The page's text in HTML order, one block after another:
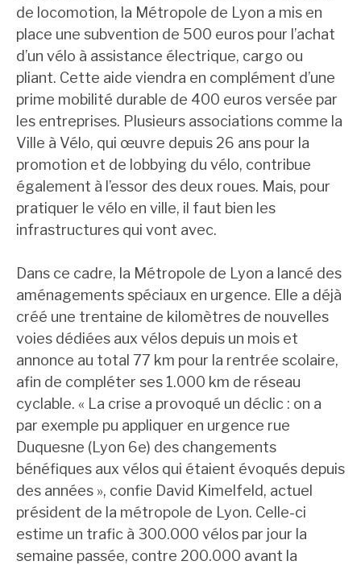
de locomotion, la Métropole de Lyon a mis en
place une subvention de 500 euros pour l’achat
d’un vélo à assistance électrique, cargo ou
pliant. Cette aide viendra en complément d’une
prime mobilité durable de 400 euros versée par
les entreprises. Plusieurs associations comme la
Ville à Vélo, qui œuvre depuis 26 ans pour la
promotion et de lobbying du vélo, contribue
également à l’essor des deux roues. Mais, pour
pratiquer le vélo en ville, il faut bien les
infrastructures qui vont avec.
Dans ce cadre, la Métropole de Lyon a lancé des
aménagements spéciaux en urgence. Elle a déjà
créé une trentaine de kilomètres de nouvelles
voies dédiées aux vélos depuis un mois et
annonce au total 77 km pour la rentrée scolaire,
afin de compléter ses 1.000 km de réseau
cyclable. « La crise a provoqué un déclic : on a
par exemple pu appliquer en urgence rue
Duquesne (Lyon 6e) des changements
bénéfiques aux vélos qui étaient évoqués depuis
des années », confie David Kimelfeld, actuel
président de la métropole de Lyon. Celle-ci
estime un trafic à 300.000 vélos par jour la
semaine passée, contre 200.000 avant la